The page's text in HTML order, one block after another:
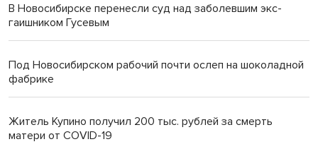
В Новосибирске перенесли суд над заболевшим экс-
гаишником Гусевым
Под Новосибирском рабочий почти ослеп на шоколадной
фабрике
Житель Купино получил 200 тыс. рублей за смерть
матери от COVID-19